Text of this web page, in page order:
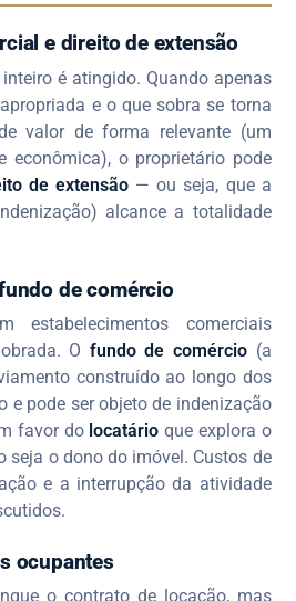
e direito de extensão
é atingido. Quando apenas
e o que sobra se torna
valor de forma relevante (um
econômica), o proprietário pode
de extensão — ou seja, que a
alcance a totalidade
de comércio
estabelecimentos comerciais
O fundo de comércio (a
construído ao longo dos
e pode ser objeto de indenização
favor do locatário que explora o
seja o dono do imóvel. Custos de
e a interrupção da atividade
ocupantes
o contrato de locação, mas